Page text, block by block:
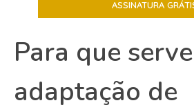
Para que
adaptação de